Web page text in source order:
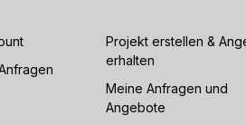
Projekt erstellen &
erhalten
Meine Anfragen und
Angebote